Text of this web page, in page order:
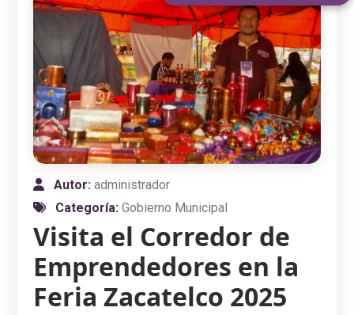
Autor:administrador
Categoría:Gobierno Municipal
Visita el Corredor de
Emprendedores en la
Feria Zacatelco 2025